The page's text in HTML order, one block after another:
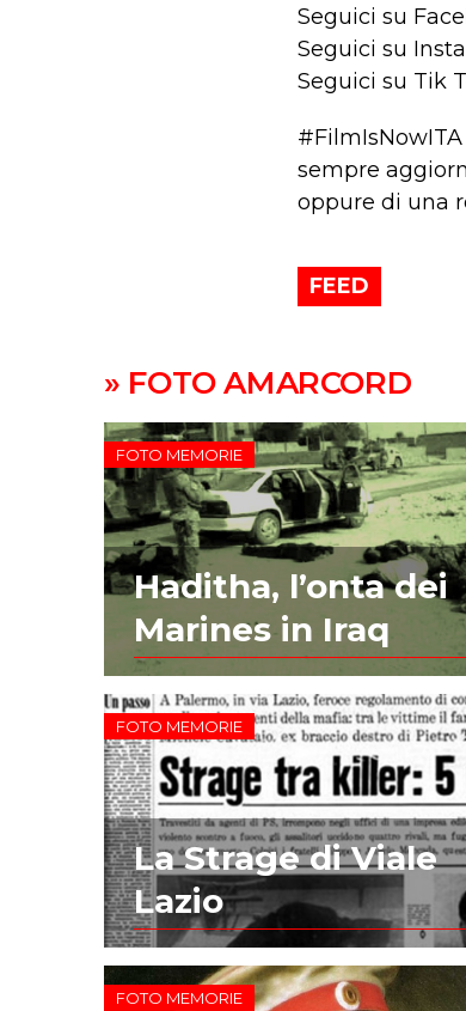
Seguici su
Seguici su
Seguici su Tik
sempre
oppure di una
FEED
» FOTO AMARCORD
FOTO MEMORIE
Haditha, l’onta dei
Marines in Iraq
FOTO MEMORIE
La Strage di Viale
Lazio
FOTO MEMORIE